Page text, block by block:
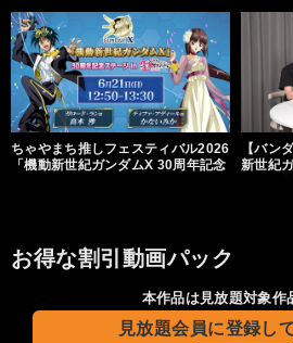
ちゃやまち推しフェスティバル2026
「機動新世紀ガンダムX 30周年記念
【バン
新世紀
お得な割引動画パック
本作品は見放題対象作
見放題会員に登録し